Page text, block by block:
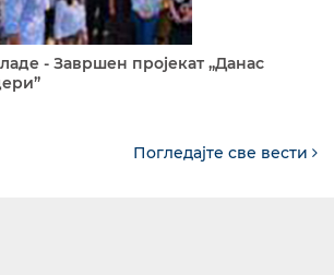
- Завршен пројекат „Данас
Погледајте све вести